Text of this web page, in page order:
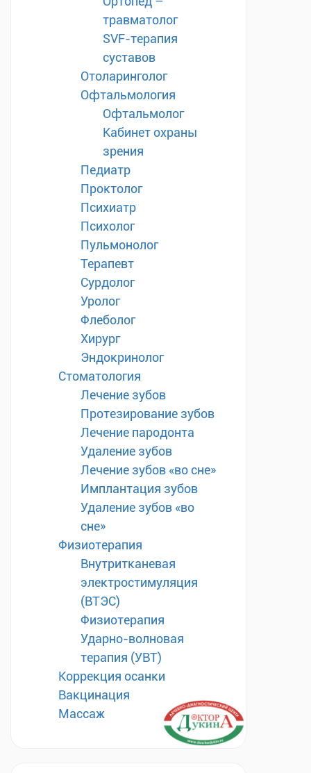
травматолог
SVF-терапия
суставов
Отоларинголог
Офтальмология
Офтальмолог
Кабинет охраны
зрения
Педиатр
Проктолог
Психиатр
Психолог
Пульмонолог
Терапевт
Сурдолог
Уролог
Флеболог
Хирург
Эндокринолог
Стоматология
Лечение зубов
Протезирование зубов
Лечение пародонта
Удаление зубов
Лечение зубов «во сне»
Имплантация зубов
Удаление зубов «во
сне»
Физиотерапия
Внутритканевая
электростимуляция
(ВТЭС)
Физиотерапия
Ударно-волновая
терапия (УВТ)
Коррекция осанки
Вакцинация
Массаж